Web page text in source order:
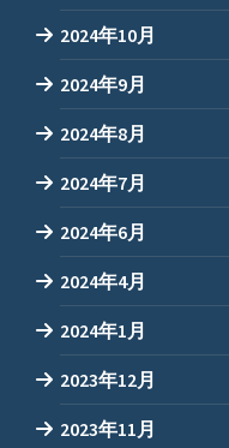
2024年10月
2024年9月
2024年8月
2024年7月
2024年6月
2024年4月
2024年1月
2023年12月
2023年11月